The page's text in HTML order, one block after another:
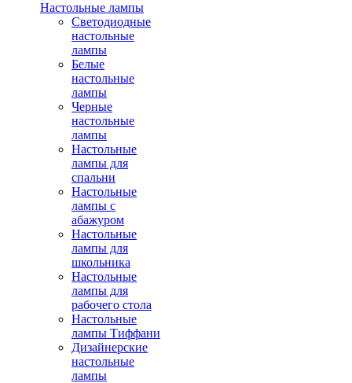
Настольные лампы
Светодиодные
настольные
лампы
Белые
настольные
лампы
Черные
настольные
лампы
Настольные
лампы для
спальни
Настольные
лампы с
абажуром
Настольные
лампы для
школьника
Настольные
лампы для
рабочего стола
Настольные
лампы Тиффани
Дизайнерские
настольные
лампы